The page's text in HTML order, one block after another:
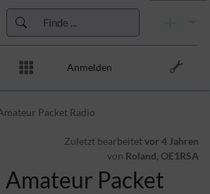
Anmelden
Packet Radio
Zuletzt bearbeitetvor 4 Jahren
von Roland, OE1RSA
Amateur Packet